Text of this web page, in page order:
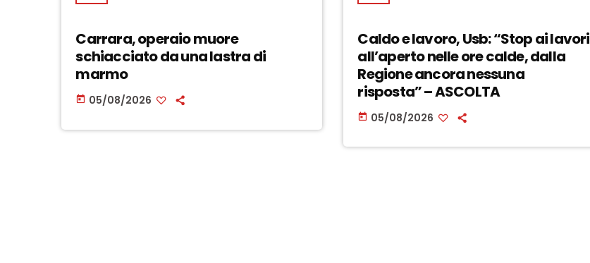
Carrara, operaio muore
schiacciato da una lastra di
marmo
today 05/08/2026
Caldo e lavoro, Usb: “Stop ai lavori
all’aperto nelle ore calde, dalla
Regione ancora nessuna
risposta” – ASCOLTA
today 05/08/2026